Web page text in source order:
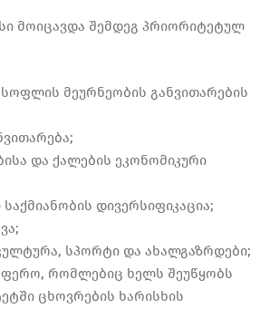
მოიცავდა შემდეგ პრიორიტეტულ
მეურნეობის განვითარების
და ქალების ეკონომიკური
დივერსიფიკაცია;
სპორტი და ახალგაზრდები;
რომლებიც ხელს შეუწყობს
ცხოვრების ხარისხის